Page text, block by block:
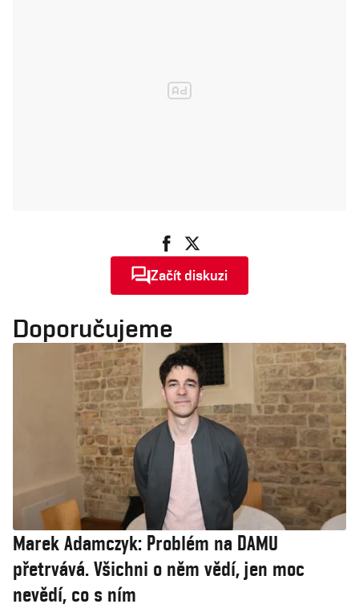
Začít diskuzi
Doporučujeme
Marek Adamczyk: Problém na DAMU
přetrvává. Všichni o něm vědí, jen moc
nevědí, co s ním